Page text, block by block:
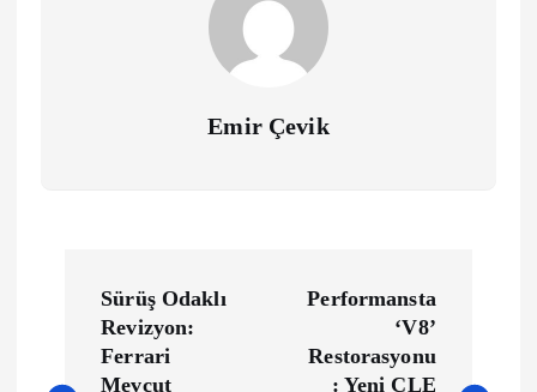
Emir Çevik
Sürüş Odaklı
Revizyon:
Ferrari
Mevcut
Performansta
‘V8’
Restorasyonu
: Yeni CLE